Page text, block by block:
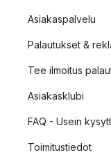
Asiakaspalvelu
Palautukset &
Tee ilmoitus
Asiakasklubi
FAQ - Usein
Toimitustiedot